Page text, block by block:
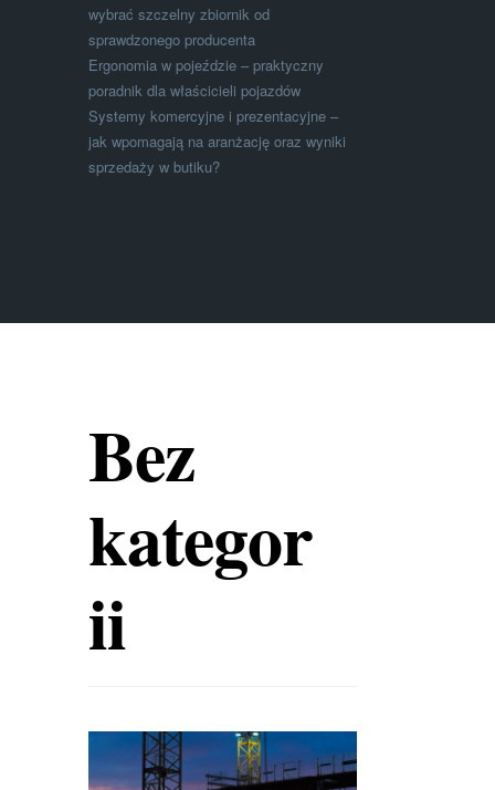
wybrać szczelny zbiornik od
sprawdzonego producenta
Ergonomia w pojeździe – praktyczny
poradnik dla właścicieli pojazdów
Systemy komercyjne i prezentacyjne –
jak wpomagają na aranżację oraz wyniki
sprzedaży w butiku?
Bez
kategor
ii